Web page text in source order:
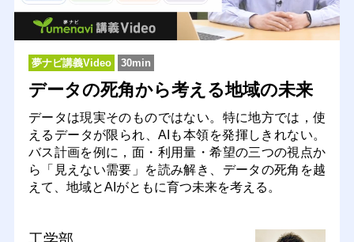
夢ナビ講義Video 30min
データの死角から考える地域の未来
データは現実そのものではない。特に地方では，使
えるデータが限られ、AIも本領を発揮しきれない。
バス計画を例に，面・利用量・希望の三つの視点か
ら「見えない需要」を読み解き、データの死角を越
えて、地域とAIがともに育つ未来を考える。